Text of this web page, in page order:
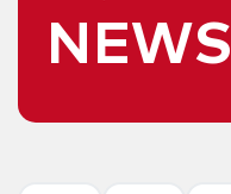
NEWS